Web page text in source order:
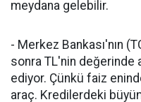
meydana gelebilir.
- Merkez Bankası'nın
sonra TL'nin değerinde
ediyor. Çünkü faiz
araç. Kredilerdeki